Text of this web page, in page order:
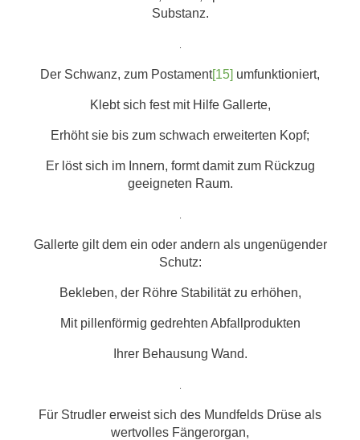
Substanz.
Der Schwanz, zum Postament[15] umfunktioniert,
Klebt sich fest mit Hilfe Gallerte,
Erhöht sie bis zum schwach erweiterten Kopf;
Er löst sich im Innern, formt damit zum Rückzug
geeigneten Raum.
Gallerte gilt dem ein oder andern als ungenügender
Schutz:
Bekleben, der Röhre Stabilität zu erhöhen,
Mit pillenförmig gedrehten Abfallprodukten
Ihrer Behausung Wand.
Für Strudler erweist sich des Mundfelds Drüse als
wertvolles Fängerorgan,